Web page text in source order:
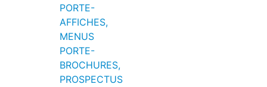
PORTE-
AFFICHES,
MENUS
PORTE-
BROCHURES,
PROSPECTUS